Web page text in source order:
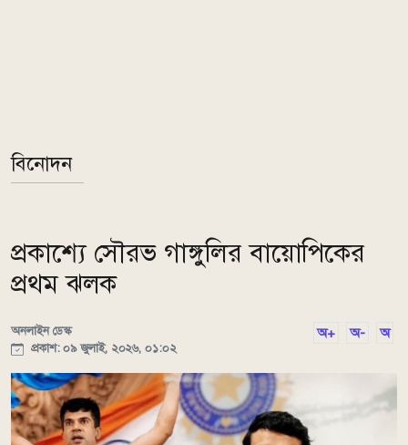
বিনোদন
প্রকাশ্যে সৌরভ গাঙ্গুলির বায়োপিকের
প্রথম ঝলক
অনলাইন ডেস্ক
প্রকাশ: ০৯ জুলাই, ২০২৬, ০১:০২
অ+ অ- অ